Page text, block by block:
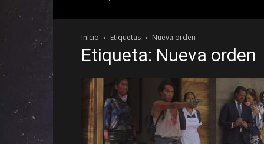
el
género
fantástico.
Inicio Etiquetas Nueva orden
Etiqueta: Nueva orden